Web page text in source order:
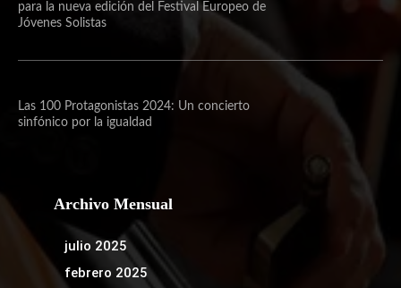
para la nueva edición del Festival Europeo de
Jóvenes Solistas
Las 100 Protagonistas 2024: Un concierto
sinfónico por la igualdad
Archivo Mensual
julio 2025
febrero 2025